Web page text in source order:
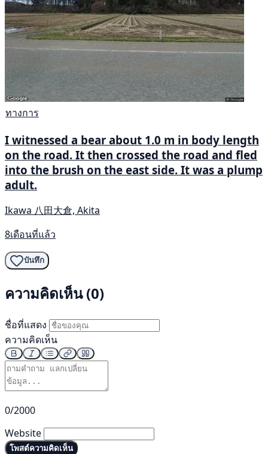
ทางการ
I witnessed a bear about 1.0 m in body length
on the road. It then crossed the road and fled
into the brush on the east side. It was a plump
adult.
Ikawa 八田大倉, Akita
8เดือนที่แล้ว
บันทึก
ความคิดเห็น (0)
ชื่อที่แสดง
ความคิดเห็น
0/2000
Website
โพสต์ความคิดเห็น